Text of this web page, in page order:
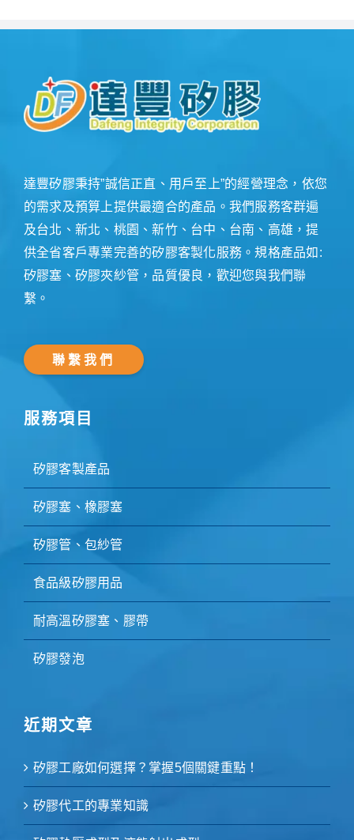
達豐矽膠秉持”誠信正直、用戶至上”的經營理念，依您
的需求及預算上提供最適合的產品。我們服務客群遍
及台北、新北、桃園、新竹、台中、台南、高雄，提
供全省客戶專業完善的矽膠客製化服務。規格產品如:
矽膠塞、矽膠夾紗管，品質優良，歡迎您與我們聯
繫。
聯繫我們
服務項目
矽膠客製產品
矽膠塞、橡膠塞
矽膠管、包紗管
食品級矽膠用品
耐高溫矽膠塞、膠帶
矽膠發泡
近期文章
矽膠工廠如何選擇？掌握5個關鍵重點！
矽膠代工的專業知識